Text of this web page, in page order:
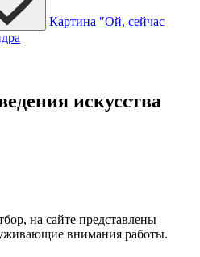
Картина "Ой, сейчас
искусства
на сайте представлены
внимания работы.